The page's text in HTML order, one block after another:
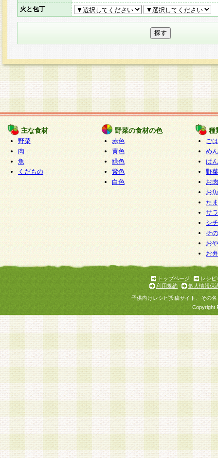
火と包丁
主な食材
野菜
肉
魚
くだもの
野菜の食材の色
赤色
黄色
緑色
紫色
白色
種
ご
めん
ぱん
野
お
お
た
サ
シ
そ
お
お
トップページ
レシピ
利用規約
個人情報保
子供向けレシピ投稿サイト、その
Copyright